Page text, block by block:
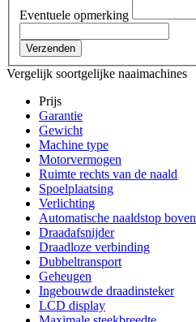
Eventuele opmerking
Verzenden
Vergelijk soortgelijke naaimachines
Prijs
Garantie
Gewicht
Machine type
Motorvermogen
Ruimte rechts van de naald
Spoelplaatsing
Verlichting
Automatische naaldstop boven
Draadafsnijder
Draadloze verbinding
Dubbeltransport
Geheugen
Ingebouwde draadinsteker
LCD display